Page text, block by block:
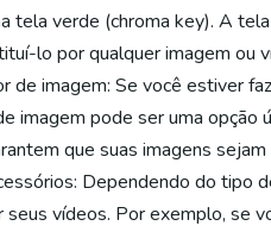
tela verde (chroma key). A
lo por qualquer imagem ou
de imagem: Se você estiver
imagem pode ser uma opção
que suas imagens
Dependendo do tipo
vídeos. Por exemplo, se